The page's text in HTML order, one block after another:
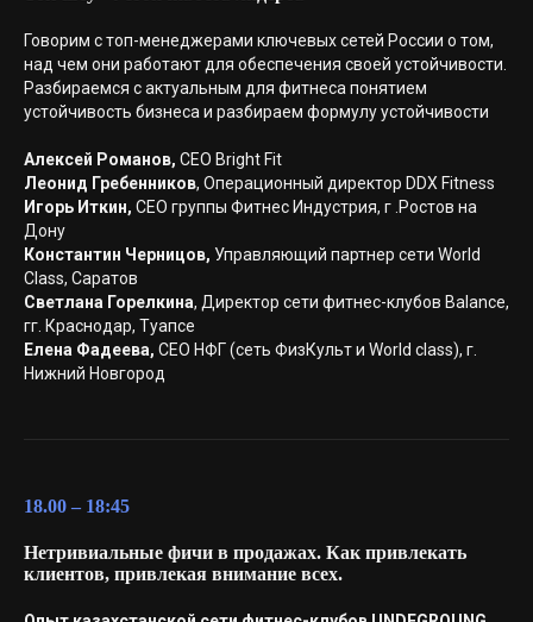
Говорим с топ-менеджерами ключевых сетей России о том,
над чем они работают для обеспечения своей устойчивости.
Разбираемся с актуальным для фитнеса понятием
устойчивость бизнеса и разбираем формулу устойчивости
Алексей Романов, CEO Bright Fit
Леонид Гребенников, Операционный директор DDX Fitness
Игорь Иткин, CEO группы Фитнес Индустрия, г .Ростов на
Дону
Константин Черницов, Управляющий партнер сети World
Class, Саратов
Светлана Горелкина, Директор сети фитнес-клубов Balance,
гг. Краснодар, Туапсе
Елена Фадеева, СЕО НФГ (сеть ФизКульт и World class), г.
Нижний Новгород
18.00 – 18:45
Нетривиальные фичи в продажах. Как привлекать
клиентов, привлекая внимание всех.